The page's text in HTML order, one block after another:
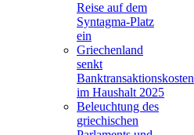
Reise auf dem
Syntagma-Platz
ein
Griechenland
senkt
Banktransaktionskosten
im Haushalt 2025
Beleuchtung des
griechischen